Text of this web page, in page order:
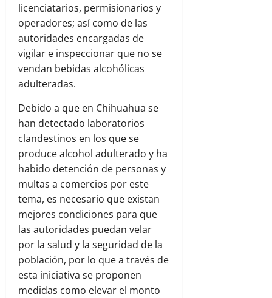
licenciatarios, permisionarios y
operadores; así como de las
autoridades encargadas de
vigilar e inspeccionar que no se
vendan bebidas alcohólicas
adulteradas.
Debido a que en Chihuahua se
han detectado laboratorios
clandestinos en los que se
produce alcohol adulterado y ha
habido detención de personas y
multas a comercios por este
tema, es necesario que existan
mejores condiciones para que
las autoridades puedan velar
por la salud y la seguridad de la
población, por lo que a través de
esta iniciativa se proponen
medidas como elevar el monto